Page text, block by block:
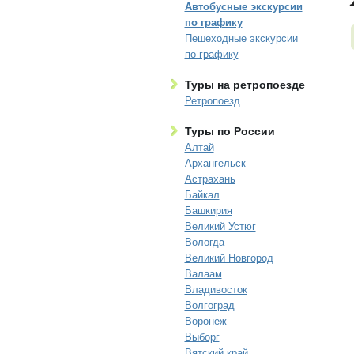
Автобусные экскурсии
по графику
Пешеходные экскурсии
по графику
Туры на ретропоезде
Ретропоезд
Туры по России
Алтай
Архангельск
Астрахань
Байкал
Башкирия
Великий Устюг
Вологда
Великий Новгород
Валаам
Владивосток
Волгоград
Воронеж
Выборг